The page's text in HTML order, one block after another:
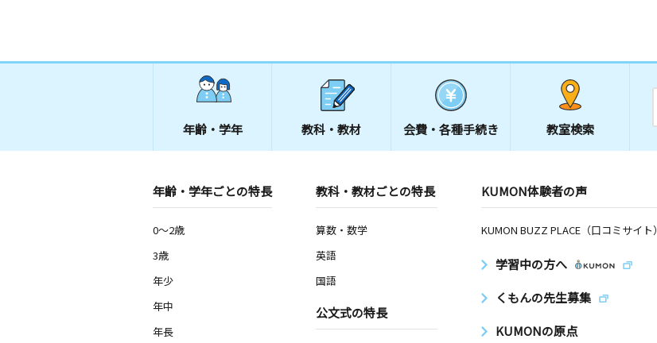
年齢・学年 教科・教材 会費・ 各種手続き 教室検索
年齢・学年ごとの特長
0～2歳
3歳
年少
年中
年長
教科・教材ごとの特長
算数・数学
英語
国語
公文式の特長
KUMON体験者の声
KUMON BUZZ PLACE（口コミサイト）
学習中の方へ
くもんの先生募集
KUMONの原点